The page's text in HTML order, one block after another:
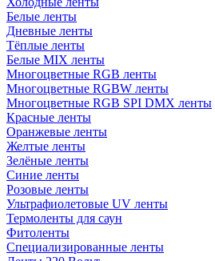
Белые ленты
Дневные ленты
Тёплые ленты
Белые MIX ленты
Многоцветные RGB ленты
Многоцветные RGBW ленты
Многоцветные RGB SPI DMX ленты
Красные ленты
Оранжевые ленты
Желтые ленты
Зелёные ленты
Синие ленты
Розовые ленты
Ультрафиолетовые UV ленты
Термоленты для саун
Фитоленты
Специализированные ленты